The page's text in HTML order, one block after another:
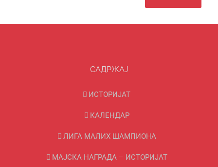
САДРЖАЈ
ИСТОРИЈАТ
КАЛЕНДАР
ЛИГА МАЛИХ ШАМПИОНА
МАЈСКА НАГРАДА – ИСТОРИЈАТ